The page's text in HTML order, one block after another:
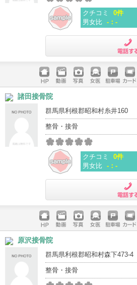
クチコミ
0件
男女比 -：-
ホームペ
ージ
動画 写真 女医 駐車場
クレジッ
諸田接骨院
群馬県利根郡昭和村糸井160
整骨・接骨
クチコミ
0件
男女比 -：-
ホームペ
ージ
動画 写真 女医 駐車場
クレジッ
原沢接骨院
群馬県利根郡昭和村森下473-4
整骨・接骨